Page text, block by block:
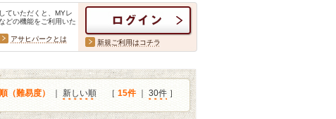
ていただくと、MYレ
どの機能をご利用いた
アサヒパークとは 新規ご利用はコチラ
（難易度） 新しい順 ［ 15件｜ 30件 ］